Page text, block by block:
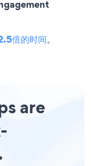
倍的时间。
are